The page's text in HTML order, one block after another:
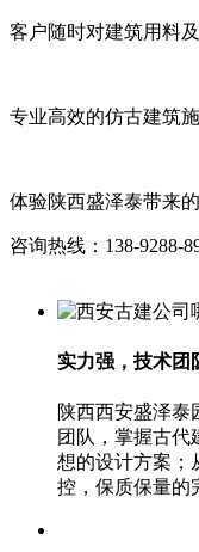
客户随时对建筑用料及
专业高效的仿古建筑
体验陕西盛泽泰带来
咨询热线：138-9288-
实力强，技术团
陕西西安盛泽泰
团队，掌握古代
想的设计方案；
控，保质保量的